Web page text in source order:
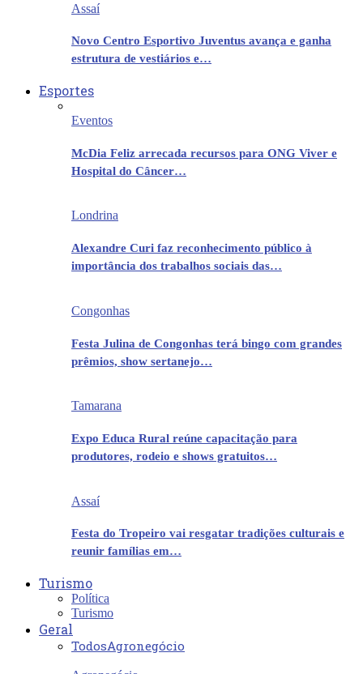
Assaí
Novo Centro Esportivo Juventus avança e ganha
estrutura de vestiários e…
Esportes
Eventos
McDia Feliz arrecada recursos para ONG Viver e
Hospital do Câncer…
Londrina
Alexandre Curi faz reconhecimento público à
importância dos trabalhos sociais das…
Congonhas
Festa Julina de Congonhas terá bingo com grandes
prêmios, show sertanejo…
Tamarana
Expo Educa Rural reúne capacitação para
produtores, rodeio e shows gratuitos…
Assaí
Festa do Tropeiro vai resgatar tradições culturais e
reunir famílias em…
Turismo
Política
Turismo
Geral
TodosAgronegócio